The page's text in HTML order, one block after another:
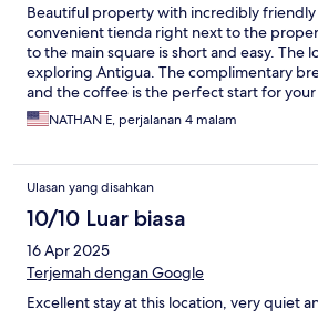
Beautiful property with incredibly friendly
convenient tienda right next to the
to the main square is short and easy. The
exploring Antigua. The complimentary
and the coffee is the perfect start for
city. I will absolutely stay here again on my
NATHAN E, perjalanan 4 malam
Ulasan yang disahkan
10/10 Luar biasa
16 Apr 2025
Terjemah dengan Google
Excellent stay at this location, very quiet